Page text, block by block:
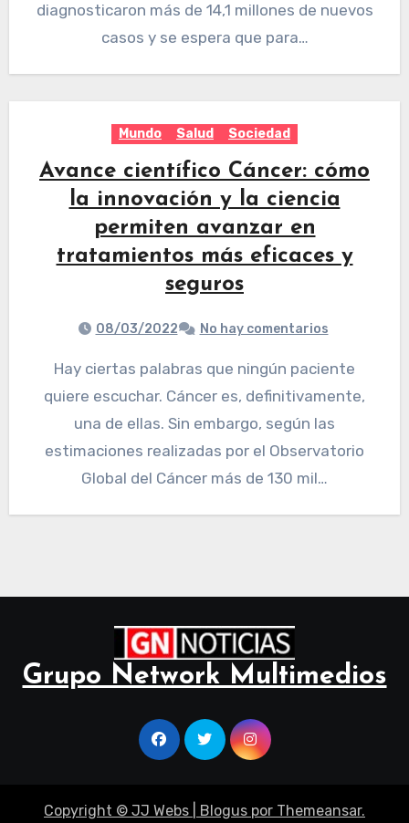
diagnosticaron más de 14,1 millones de nuevos
casos y se espera que para…
Mundo Salud Sociedad
Avance científico Cáncer: cómo
la innovación y la ciencia
permiten avanzar en
tratamientos más eficaces y
seguros
08/03/2022 No hay comentarios
Hay ciertas palabras que ningún paciente
quiere escuchar. Cáncer es, definitivamente,
una de ellas. Sin embargo, según las
estimaciones realizadas por el Observatorio
Global del Cáncer más de 130 mil…
Grupo Network Multimedios
Copyright © JJ Webs Blogus por Themeansar.